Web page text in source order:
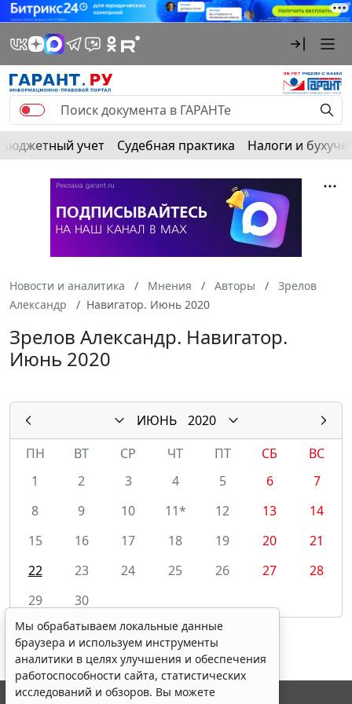
Бюджетный учет Судебная практика Налоги и
Новости и аналитика Мнения Авторы
Зрелов
Александр
Навигатор. Июнь 2020
Зрелов Александр. Навигатор.
Июнь 2020
ИЮНЬ
2020
ПН
ВТ СР ЧТ ПТ СБ
ВС
1
2 3 4 5 6
7
8
9 10 11* 12 13
14
15
16 17 18 19 20
21
22
23 24 25 26 27
28
29
30
Мы обрабатываем локальные данные
браузера и используем инструменты
аналитики в целях улучшения и обеспечения
работоспособности сайта, статистических
исследований и обзоров. Вы можете